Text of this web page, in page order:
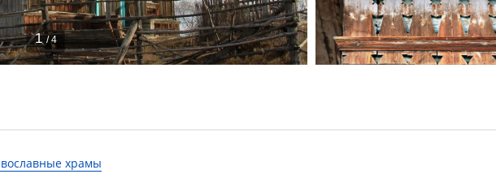
1 / 4
храмы